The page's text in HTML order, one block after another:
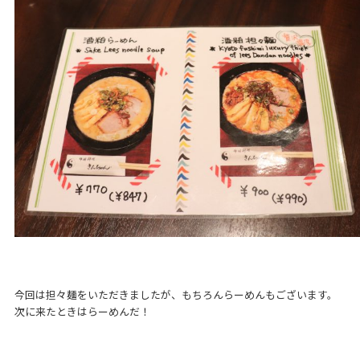
今回は担々麺をいただきましたが、もちろんらーめんもございます。
次に来たときはらーめんだ！